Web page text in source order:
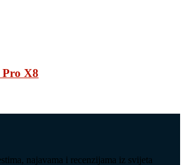
Pro X8
najavama i recenzijama iz svijeta